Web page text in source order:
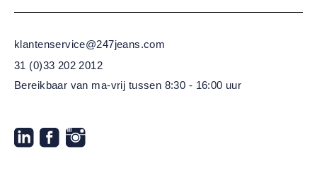
klantenservice@247jeans.com
31 (0)33 202 2012
Bereikbaar van ma-vrij tussen 8:30 - 16:00 uur